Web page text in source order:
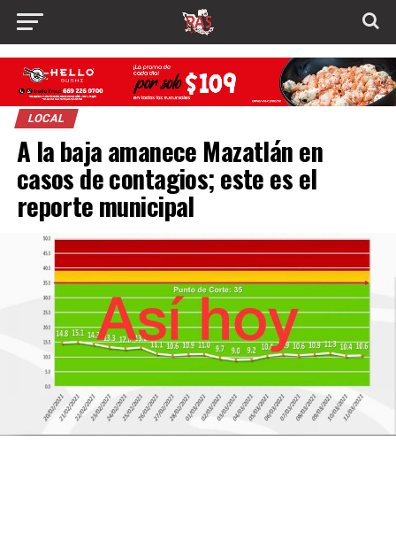
LOCAL
A la baja amanece Mazatlán en
casos de contagios; este es el
reporte municipal